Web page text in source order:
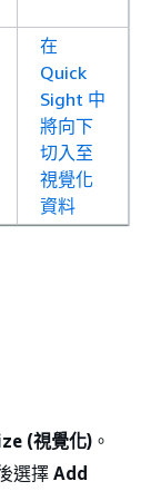
在
Quick
Sight 中
將向下
切入至
視覺化
資料
(視覺化) 。
選擇 Add